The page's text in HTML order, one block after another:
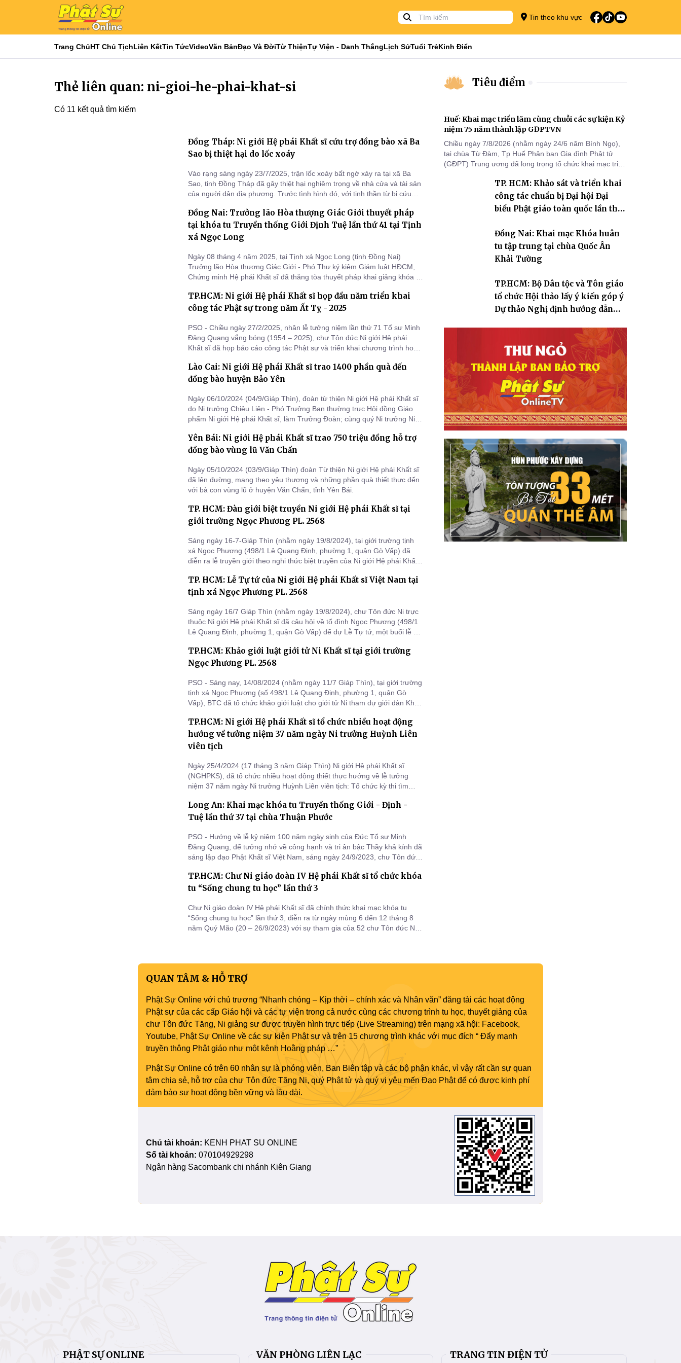
Tin theo khu vực
Trang ChủHT Chủ TịchLiên KếtTin TứcVideoVăn BảnĐạo Và ĐờiTừ ThiệnTự Viện - Danh ThắngLịch SửTuổi TrẻKinh Điển
Thẻ liên quan: ni-gioi-he-phai-khat-si
Có 11 kết quả tìm kiếm
Đồng Tháp: Ni giới Hệ phái Khất sĩ cứu trợ đồng bào xã Ba
Sao bị thiệt hại do lốc xoáy
Vào rạng sáng ngày 23/7/2025, trận lốc xoáy bất ngờ xảy ra tại xã Ba
Sao, tỉnh Đồng Tháp đã gây thiệt hại nghiêm trọng về nhà cửa và tài sản
của người dân địa phương. Trước tình hình đó, với tinh thần từ bi cứu
Khất sĩ do Ni sư Tâm Liên - Chứng minh Phân Ban Ni giới tỉnh Tây N
Đồng Nai: Trưởng lão Hòa thượng Giác Giới thuyết pháp
tại khóa tu Truyền thống Giới Định Tuệ lần thứ 41 tại Tịnh
xá Ngọc Long
Ngày 08 tháng 4 năm 2025, tại Tịnh xá Ngọc Long (tỉnh Đồng Nai)
Trưởng lão Hòa thượng Giác Giới - Phó Thư ký kiêm Giám luật HĐCM,
Chứng minh Hệ phái Khất sĩ đã thăng tòa thuyết pháp khai giảng khóa tu
TP.HCM: Ni giới Hệ phái Khất sĩ họp đầu năm triển khai
công tác Phật sự trong năm Ất Tỵ - 2025
PSO - Chiều ngày 27/2/2025, nhân lễ tưởng niệm lần thứ 71 Tổ sư Minh
Đăng Quang vắng bóng (1954 – 2025), chư Tôn đức Ni giới Hệ phái
Khất sĩ đã họp báo cáo công tác Phật sự và triển khai chương trình hoạt
Giáo hội Ni giới Hệ phái Khất sĩ Việt Nam (498/1 Lê Quang Định, phường
1, quận
Lào Cai: Ni giới Hệ phái Khất sĩ trao 1400 phần quà đến
đồng bào huyện Bảo Yên
Ngày 06/10/2024 (04/9/Giáp Thìn), đoàn từ thiện Ni giới Hệ phái Khất sĩ
do Ni trưởng Chiêu Liên - Phó Trưởng Ban thường trực Hội đồng Giáo
phẩm Ni giới Hệ phái Khất sĩ, làm Trưởng Đoàn; cùng quý Ni trưởng Ni
nặng nề bởi mưa lũ.
Yên Bái: Ni giới Hệ phái Khất sĩ trao 750 triệu đồng hỗ trợ
đồng bào vùng lũ Văn Chấn
Ngày 05/10/2024 (03/9/Giáp Thìn) đoàn Từ thiện Ni giới Hệ phái Khất sĩ
đã lên đường, mang theo yêu thương và những phần quà thiết thực đến
với bà con vùng lũ ở huyện Văn Chấn, tỉnh Yên Bái.
TP. HCM: Đàn giới biệt truyền Ni giới Hệ phái Khất sĩ tại
giới trường Ngọc Phương PL. 2568
Sáng ngày 16-7-Giáp Thìn (nhằm ngày 19/8/2024), tại giới trường tịnh
xá Ngọc Phương (498/1 Lê Quang Định, phường 1, quận Gò Vấp) đã
diễn ra lễ truyền giới theo nghi thức biệt truyền của Ni giới Hệ phái Khất
TP. HCM: Lễ Tự tứ của Ni giới Hệ phái Khất sĩ Việt Nam tại
tịnh xá Ngọc Phương PL. 2568
Sáng ngày 16/7 Giáp Thìn (nhằm ngày 19/8/2024), chư Tôn đức Ni trực
thuộc Ni giới Hệ phái Khất sĩ đã câu hội về tổ đình Ngọc Phương (498/1
Lê Quang Định, phường 1, quận Gò Vấp) để dự Lễ Tự tứ, một buổi lễ vô
TP.HCM: Khảo giới luật giới tử Ni Khất sĩ tại giới trường
Ngọc Phương PL. 2568
PSO - Sáng nay, 14/08/2024 (nhằm ngày 11/7 Giáp Thìn), tại giới trường
tịnh xá Ngọc Phương (số 498/1 Lê Quang Định, phường 1, quận Gò
Vấp), BTC đã tổ chức khảo giới luật cho giới tử Ni tham dự giới đàn Khất
TP.HCM: Ni giới Hệ phái Khất sĩ tổ chức nhiều hoạt động
hướng về tưởng niệm 37 năm ngày Ni trưởng Huỳnh Liên
viên tịch
Ngày 25/4/2024 (17 tháng 3 năm Giáp Thìn) Ni giới Hệ phái Khất sĩ
(NGHPKS), đã tổ chức nhiều hoạt động thiết thực hướng về lễ tưởng
niệm 37 năm ngày Ni trưởng Huỳnh Liên viên tịch: Tổ chức kỳ thi tìm
hạn mặn, trao quà cho người khiếm thị, bệnh nhân bệnh viện Ung bướu
TP.HCM.
Long An: Khai mạc khóa tu Truyền thống Giới - Định -
Tuệ lần thứ 37 tại chùa Thuận Phước
PSO - Hướng về lễ kỷ niệm 100 năm ngày sinh của Đức Tổ sư Minh
Đăng Quang, để tưởng nhớ về công hạnh và tri ân bậc Thầy khả kính đã
sáng lập đạo Phật Khất sĩ Việt Nam, sáng ngày 24/9/2023, chư Tôn đức
tổ chức lễ khai mạc khóa tu Truyền thống Giới - Định - Tuệ lần thứ 37 tại
TP.HCM: Chư Ni giáo đoàn IV Hệ phái Khất sĩ tổ chức khóa
tu “Sống chung tu học” lần thứ 3
Chư Ni giáo đoàn IV Hệ phái Khất sĩ đã chính thức khai mạc khóa tu
“Sống chung tu học” lần thứ 3, diễn ra từ ngày mùng 6 đến 12 tháng 8
năm Quý Mão (20 – 26/9/2023) với sự tham gia của 52 chư Tôn đức Ni
Tiêu điểm
Huế: Khai mạc triển lãm cùng chuỗi các sự kiện Kỷ
niệm 75 năm thành lập GĐPTVN
Chiều ngày 7/8/2026 (nhằm ngày 24/6 năm Bính Ngọ),
tại chùa Từ Đàm, Tp Huế Phân ban Gia đình Phật tử
(GĐPT) Trung ương đã long trọng tổ chức khai mạc triển
thành lập GĐPTVN.TP. HCM: Khảo sát và triển khai
công tác chuẩn bị Đại hội Đại
biểu Phật giáo toàn quốc lần thứ
Đồng Nai: Khai mạc Khóa huân
tu tập trung tại chùa Quốc Ân
Khải Tường
TP.HCM: Bộ Dân tộc và Tôn giáo
tổ chức Hội thảo lấy ý kiến góp ý
Dự thảo Nghị định hướng dẫn
QUAN TÂM & HỖ TRỢ
Phật Sự Online với chủ trương “Nhanh chóng – Kịp thời – chính xác và Nhân văn” đăng tải các hoạt động
Phật sự của các cấp Giáo hội và các tự viện trong cả nước cùng các chương trình tu học, thuyết giảng của
chư Tôn đức Tăng, Ni giảng sư được truyền hình trực tiếp (Live Streaming) trên mạng xã hội: Facebook,
Youtube, Phật Sự Online về các sự kiện Phật sự và trên 15 chương trình khác với mục đích “ Đẩy mạnh
truyền thông Phật giáo như một kênh Hoằng pháp …”
Phật Sự Online có trên 60 nhân sự là phóng viên, Ban Biên tập và các bộ phận khác, vì vậy rất cần sự quan
tâm chia sẻ, hỗ trợ của chư Tôn đức Tăng Ni, quý Phật tử và quý vị yêu mến Đạo Phật để có được kinh phí
đảm bảo sự hoạt động bền vững và lâu dài.
Chủ tài khoản: KENH PHAT SU ONLINE
Số tài khoản: 070104929298
Ngân hàng Sacombank chi nhánh Kiên Giang
PHẬT SỰ ONLINE VĂN PHÒNG LIÊN LẠC TRANG TIN ĐIỆN TỬ